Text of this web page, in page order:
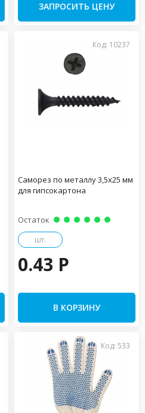
ЗАПРОСИТЬ ЦЕНУ
Код: 10237
Саморез по металлу 3,5х25 мм
для гипсокартона
Остаток
шт.
0.43 P
В КОРЗИНУ
Код: 533